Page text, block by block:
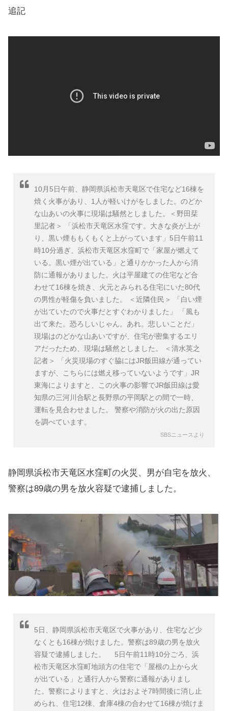
追記
10月5日午前、静岡県浜松市天竜区で住宅など16棟を
焼く火事があり、1人が軽いけがをしました。のどか
な山あいの火事に現場は騒然としました。＜野田栞
里記者＞ 「浜松市天竜区水窪です。大きな炎が上が
り、黒い煙ももくもくと上がっています」5日午前11
時10分過ぎ、浜松市天竜区水窪町で「家屋が燃えて
いる。黒い煙が出ている」と通りかかった人から消
防に通報がありました。火は平屋建ての住宅など合
わせて16棟を焼き、火元とみられる住宅にいた80代
の男性が軽傷を負いました。 ＜近隣住民＞ 「白い煙
が出ていたので火事だとすぐわかりました」 「風も
出て来た。恐ろしいじゃん。あれ。悲しいことだ」
現場はのどかな山あいですが、住宅が密集するエリ
アだったため、現場は騒然としました。 ＜清水英之
記者＞ 「火災現場のすぐ脇にはJR飯田線が通ってい
ますが、こちらには燃え移っていないようです」JR
東海によりますと、この火事の影響でJR飯田線は愛
知県の三河川合駅と長野県の平岡駅との間で一時、
運転を見合わせました。 警察や消防が火の出た原因
を調べています。
SBSニュースより
静岡県浜松市天竜区水窪町の火災、男が自宅を放火、
警察は89歳の男を放火容疑で逮捕しました。
5日、静岡県浜松市天竜区で火事があり、住宅など少
なくとも16棟が焼けました。警察は89歳の男を放火
容疑で逮捕しました。 5日午前11時10分ごろ、浜
松市天竜区水窪町地頭方の住宅で「屋根の上から火
が出ている」と通行人から警察に通報がありまし
た。警察によりますと、火はおよそ7時間後に消し止
められ、住宅12棟、倉庫4棟の合わせて16棟が焼けま